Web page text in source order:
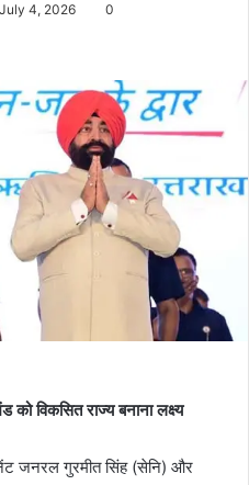
July 4, 2026 0
विकसित राज्य बनाना लक्ष्य
जनरल गुरमीत सिंह (सेनि) और